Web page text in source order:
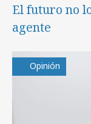
El futuro no
agente
Opinión